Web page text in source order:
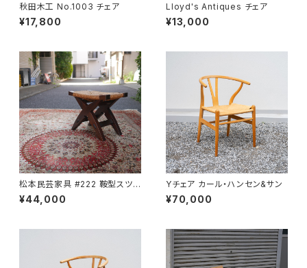
秋田木工 No.1003 チェア
¥17,800
Lloyd's Antiques チェア
¥13,000
松本民芸家具 #222 鞍型スツ
ール
¥44,000
Yチェア カール・ハンセン&サン
¥70,000